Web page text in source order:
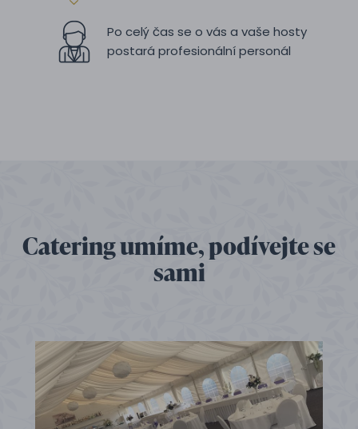
Po celý čas se o vás a vaše hosty
postará profesionální personál
Catering umíme, podívejte se
sami